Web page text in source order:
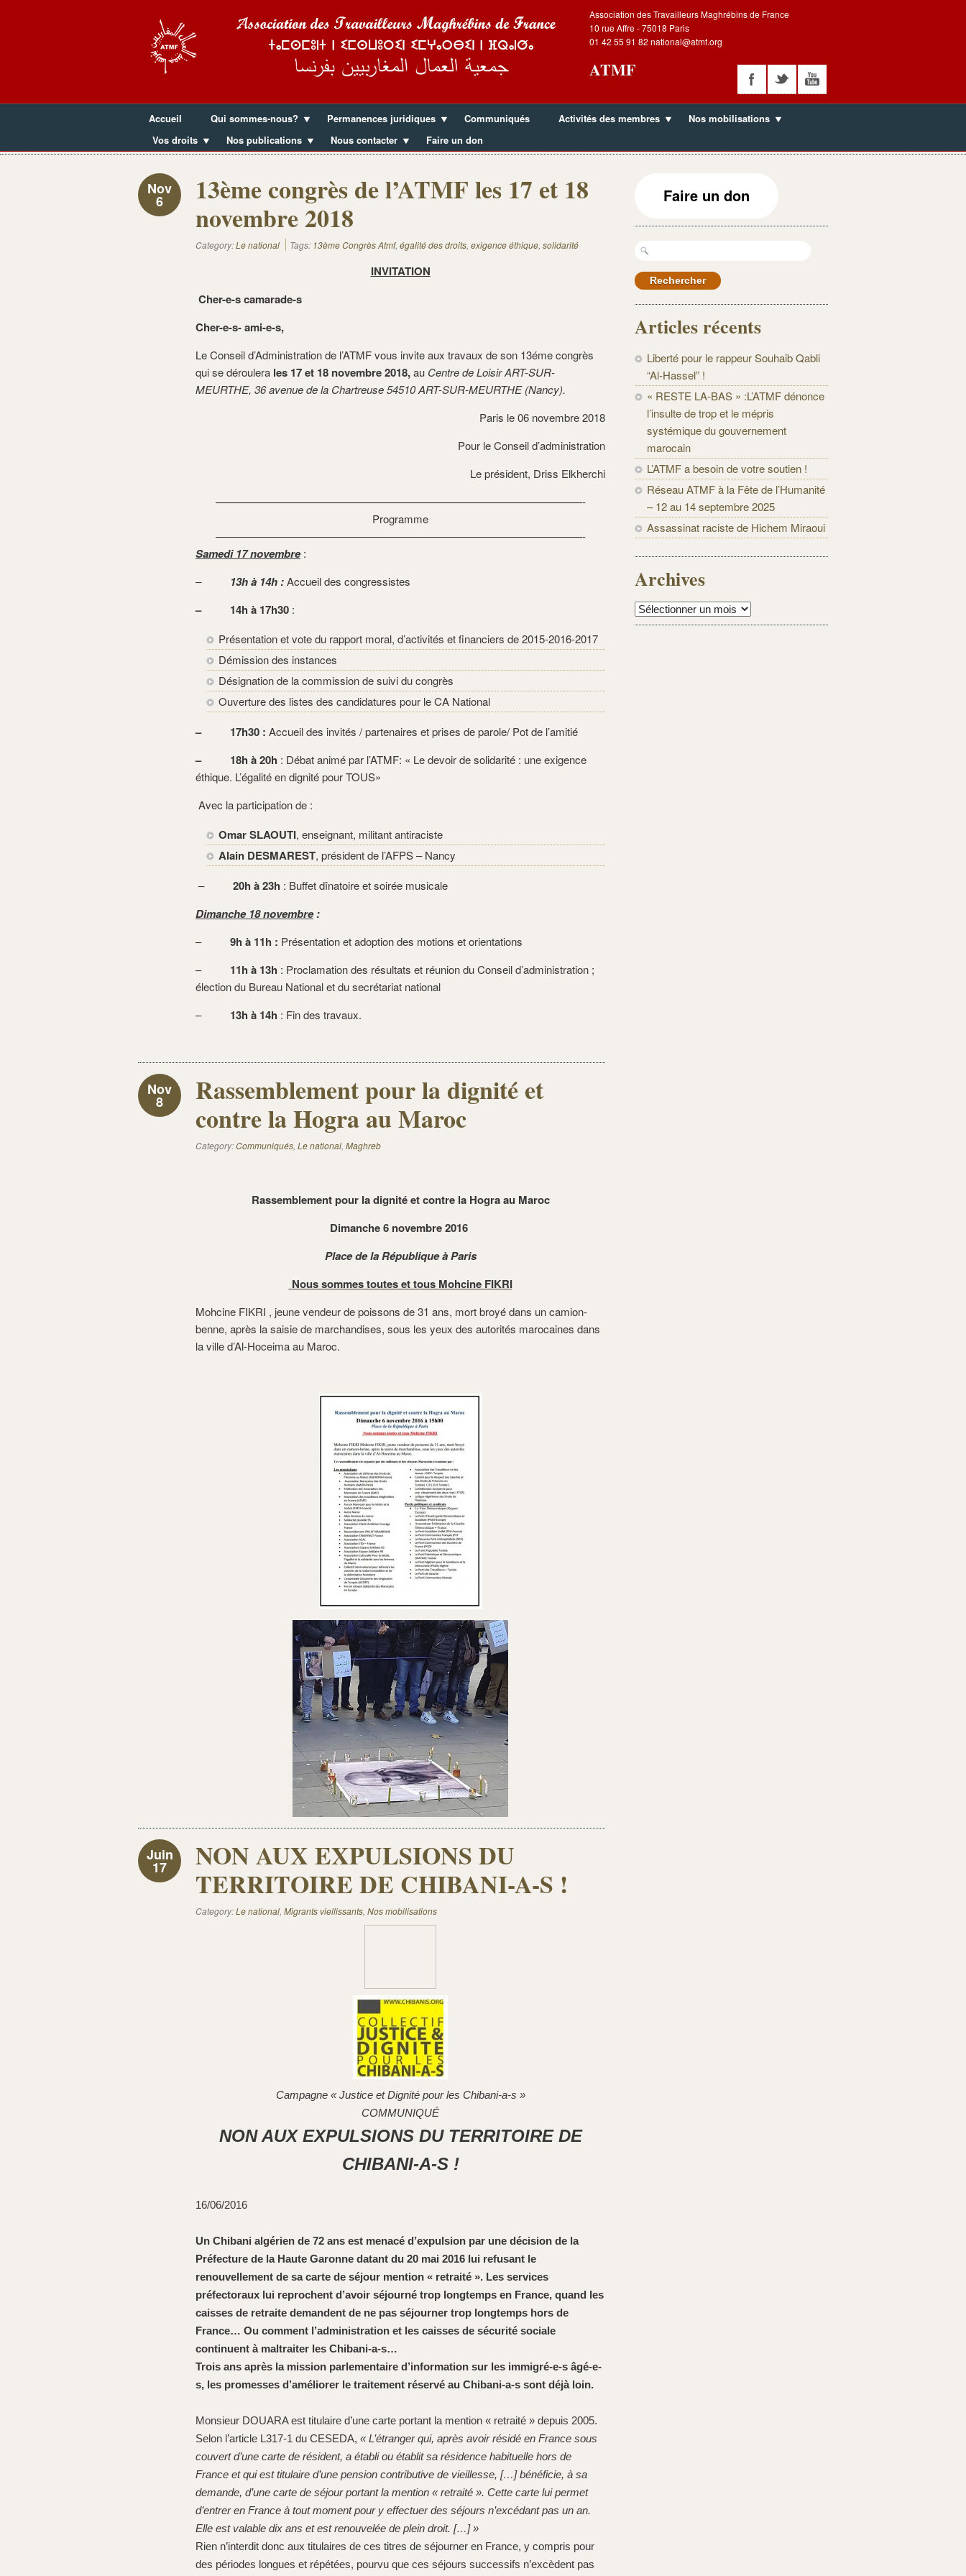
Association des Travailleurs Maghrébins de France
10 rue Affre - 75018 Paris
01 42 55 91 82 national@atmf.org
ATMF
Accueil Qui sommes-nous? Permanences juridiques Communiqués Activités des membres
Nos mobilisations
Vos droits
Nos publications Nous contacter Faire un don
Nov
6
13ème congrès de l’ATMF les 17 et 18
novembre 2018
Category:Le national Tags: 13ème Congrès Atmf, égalité des droits, exigence éthique, solidarité
INVITATION
Cher-e-s camarade-s
Cher-e-s- ami-e-s,
Le Conseil d’Administration de l’ATMF vous invite aux travaux de son 13éme congrès
qui se déroulera les 17 et 18 novembre 2018,au Centre de Loisir ART-SUR-
MEURTHE, 36 avenue de la Chartreuse 54510 ART-SUR-MEURTHE (Nancy).
Paris le 06 novembre 2018
Pour le Conseil d’administration
Le président, Driss Elkherchi
——————————————————————————————————-
Programme
——————————————————————————————————-
Samedi 17 novembre:
– 13h à 14h:Accueil des congressistes
– 14h à 17h30 :
Présentation et vote du rapport moral, d’activités et financiers de 2015-2016-2017
Démission des instances
Désignation de la commission de suivi du congrès
Ouverture des listes des candidatures pour le CA National
– 17h30 : Accueil des invités / partenaires et prises de parole/ Pot de l’amitié
– 18h à 20h : Débat animé par l’ATMF: « Le devoir de solidarité : une exigence
éthique. L’égalité en dignité pour TOUS»
Avec la participation de :
Omar SLAOUTI, enseignant, militant antiraciste
Alain DESMAREST, président de l’AFPS – Nancy
– 20h à 23h : Buffetdînatoire et soirée musicale
Dimanche 18 novembre:
– 9h à 11h : Présentation et adoption des motions et orientations
– 11h à 13h : Proclamation des résultats et réunion du Conseil d’administration ;
élection du Bureau National et du secrétariat national
– 13h à 14h : Fin des travaux.
Nov
8
Rassemblement pour la dignité et
contre la Hogra au Maroc
Category:Communiqués, Le national, Maghreb
Rassemblement pour la dignité et contre la Hogra au Maroc
Dimanche 6 novembre 2016
Place de la République à Paris
Nous sommes toutes et tous Mohcine FIKRI
Mohcine FIKRI , jeune vendeur de poissons de 31 ans, mort broyé dans un camion-
benne, après la saisie de marchandises, sous les yeux des autorités marocaines dans
la ville d’Al-Hoceima au Maroc.
Juin
17
NON AUX EXPULSIONS DU
TERRITOIRE DE CHIBANI-A-S !
Category:Le national, Migrants viellissants, Nos mobilisations
Campagne « Justice et Dignité pour les Chibani-a-s »
COMMUNIQUÉ
NON AUX EXPULSIONS DU TERRITOIRE DE
CHIBANI-A-S !
16/06/2016
Un Chibani algérien de 72 ans est menacé d’expulsion par une décision de la
Préfecture de la Haute Garonne datant du 20 mai 2016 lui refusant le
renouvellement de sa carte de séjour mention « retraité ». Les services
préfectoraux lui reprochent d’avoir séjourné trop longtemps en France, quand les
caisses de retraite demandent de ne pas séjourner trop longtemps hors de
France… Ou comment l’administration et les caisses de sécurité sociale
continuent à maltraiter les Chibani-a-s…
Trois ans après la mission parlementaire d’information sur les immigré-e-s âgé-e-
s, les promesses d’améliorer le traitement réservé au Chibani-a-s sont déjà loin.
Monsieur DOUARA est titulaire d’une carte portant la mention « retraité » depuis 2005.
Selon l’article L317-1 du CESEDA, « L’étranger qui, après avoir résidé en France sous
couvert d’une carte de résident, a établi ou établit sa résidence habituelle hors de
France et qui est titulaire d’une pension contributive de vieillesse, […] bénéficie, à sa
demande, d’une carte de séjour portant la mention « retraité ». Cette carte lui permet
d’entrer en France à tout moment pour y effectuer des séjours n’excédant pas un an.
Elle est valable dix ans et est renouvelée de plein droit. […] »
Rien n’interdit donc aux titulaires de ces titres de séjourner en France, y compris pour
des périodes longues et répétées, pourvu que ces séjours successifs n’excèdent pas
Faire un don
Rechercher :
Articles récents
Liberté pour le rappeur Souhaib Qabli
“Al-Hassel” !
« RESTE LA-BAS » :L’ATMF dénonce
l’insulte de trop et le mépris
systémique du gouvernement
marocain
L’ATMF a besoin de votre soutien !
Réseau ATMF à la Fête de l’Humanité
– 12 au 14 septembre 2025
Assassinat raciste de Hichem Miraoui
Archives
Archives